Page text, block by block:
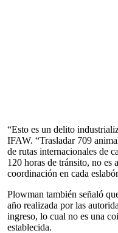
“Esto es un delito
IFAW. “Trasladar 709
de rutas internacionales de
120 horas de tránsito, no es
coordinación en cada
Plowman también señaló
año realizada por las
ingreso, lo cual no es una
establecida.